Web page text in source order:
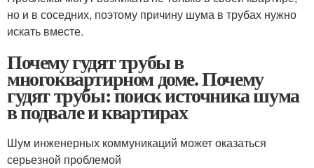
но и в соседних, поэтому причину шума в трубах нужно
искать вместе.
Почему гудят трубы в
многоквартирном доме. Почему
гудят трубы: поиск источника шума
в подвале и квартирах
Шум инженерных коммуникаций может оказаться
серьезной проблемой